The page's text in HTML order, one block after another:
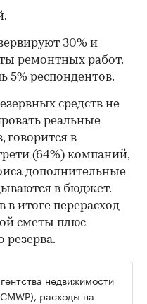
30% и
ремонтных работ.
5% респондентов.
средств не
реальные
говорится в
(64%) компаний,
дополнительные
в бюджет.
в итоге перерасход
сметы плюс
резерва.
недвижимости
расходы на